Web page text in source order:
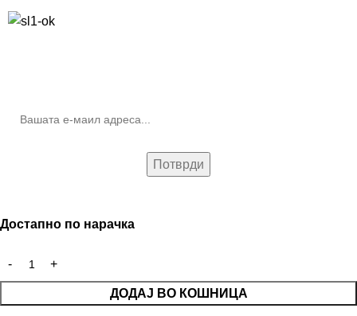
Достапно по нарачка
ДОДАЈ ВО КОШНИЦА